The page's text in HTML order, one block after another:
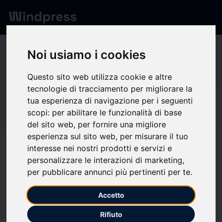
Noi usiamo i cookies
Questo sito web utilizza cookie e altre
tecnologie di tracciamento per migliorare la
tua esperienza di navigazione per i seguenti
scopi: per abilitare le funzionalità di base
del sito web, per fornire una migliore
esperienza sul sito web, per misurare il tuo
interesse nei nostri prodotti e servizi e
personalizzare le interazioni di marketing,
per pubblicare annunci più pertinenti per te.
Accetto
Rifiuto
Network/Society
C
Not verified
Core Development
Group
favorite Follow updates
What we write about